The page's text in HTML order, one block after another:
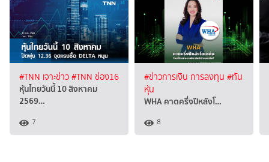
#TNN เจาะข่าว#TNN ช่อง16
หุ้นไทยวันนี้ 10 สิงหาคม
2569…
7
#ข่าวการเงิน การลงทุน #ทัน
หุ้น
WHA คาดครึ่งปีหลังโ…
8